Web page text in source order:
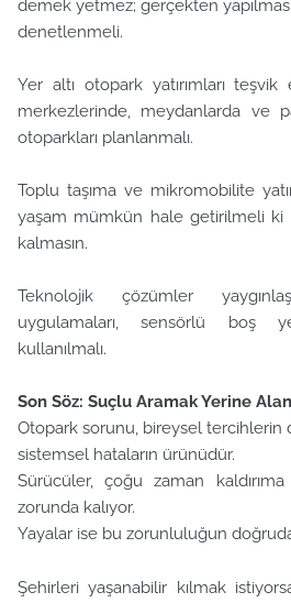
demek yetmez; gerçekten
denetlenmeli.
Yer altı otopark yatırımları
merkezlerinde, meydanlarda ve
otoparkları planlanmalı.
Toplu taşıma ve mikromobilite
yaşam mümkün hale getirilmeli ki
kalmasın.
Teknolojik çözümler
uygulamaları, sensörlü boş
kullanılmalı.
Son Söz: Suçlu Aramak Yerine Alan
Otopark sorunu, bireysel tercihlerin
sistemsel hataların ürünüdür.
Sürücüler, çoğu zaman
zorunda kalıyor.
Yayalar ise bu zorunluluğun
Şehirleri yaşanabilir kılmak